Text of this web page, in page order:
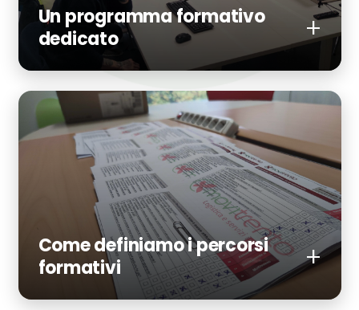
Un programma formativo
dedicato
Come definiamo i percorsi
formativi